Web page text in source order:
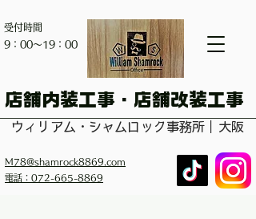
受付時間
​9：00～19：00
​店舗内装工事・店舗改装工事
ウィリアム・シャムロック事務所｜大阪
M78@shamrock8869.com
電話：072-665-8869